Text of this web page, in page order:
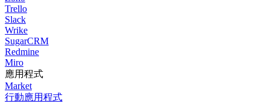
Trello
Slack
Wrike
SugarCRM
Redmine
Miro
應用程式
Market
行動應用程式